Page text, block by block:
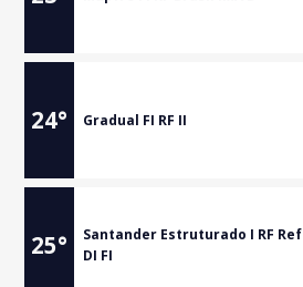
24° Gradual FI RF II
25°
Santander Estruturado I RF Ref
DI FI